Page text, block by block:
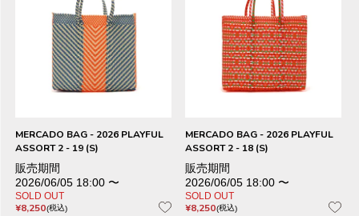
MERCADO BAG - 2026 PLAYFUL
ASSORT 2 - 19 (S)
販売期間
2026/06/05 18:00 〜
SOLD OUT
¥8,250 税込
MERCADO BAG - 2026 PLAYFUL
ASSORT 2 - 18 (S)
販売期間
2026/06/05 18:00 〜
SOLD OUT
¥8,250 税込